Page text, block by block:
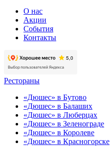
О нас
Акции
События
Контакты
Рестораны
«Дюшес» в Бутово
«Дюшес» в Балаших
«Дюшес» в Люберцах
«Дюшес» в Зеленограде
«Дюшес» в Королеве
«Дюшес» в Красногорске